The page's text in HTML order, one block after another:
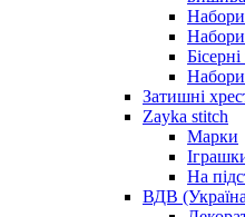
Затишні
Zayka stitch
Марки
На
ВДВ